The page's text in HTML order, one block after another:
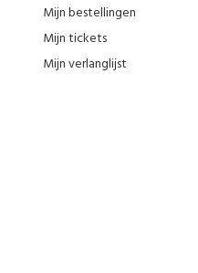
Mijn bestellingen
Mijn tickets
Mijn verlanglijst